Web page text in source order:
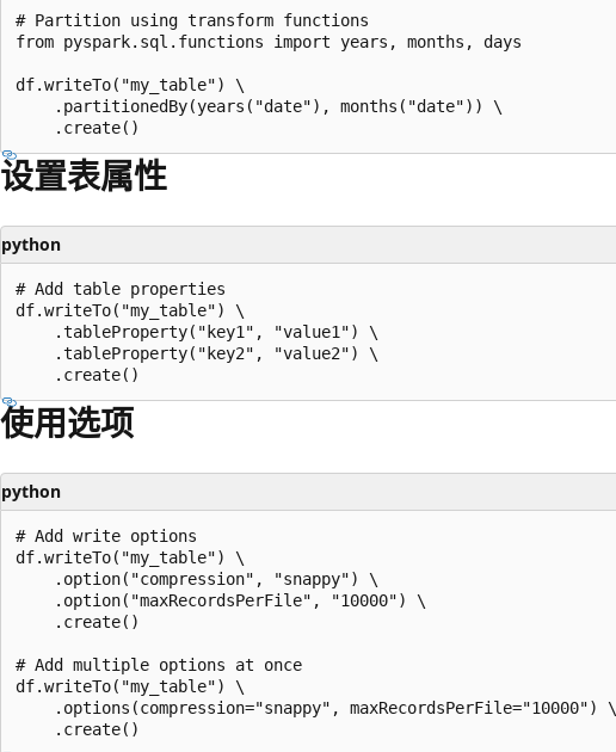
# Partition using transform functions
from pyspark.sql.functions import years, months, days
df.writeTo("my_table") \
    .partitionedBy(years("date"), months("date")) \
设置表属性
python
# Add table properties
df.writeTo("my_table") \
    .tableProperty("key1", "value1") \
    .tableProperty("key2", "value2") \
使用选项
python
# Add write options
df.writeTo("my_table") \
    .option("compression", "snappy") \
    .option("maxRecordsPerFile", "10000") \
    .create()
# Add multiple options at once
df.writeTo("my_table") \
    .options(compression="snappy", maxRecordsPerFile="10000") \